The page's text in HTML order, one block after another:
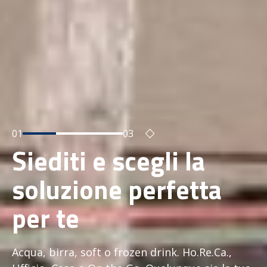
01 03
Siediti e scegli la
soluzione perfetta
per te
Acqua, birra, soft o frozen drink. Ho.Re.Ca.,